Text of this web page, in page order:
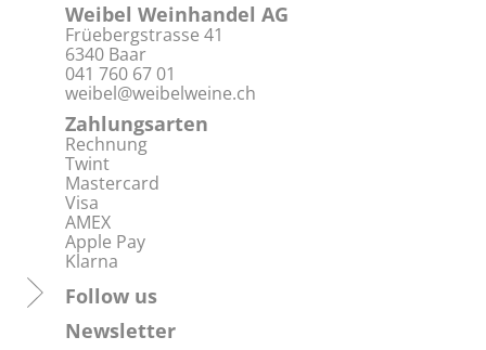
Weibel Weinhandel AG
Früebergstrasse 41
6340 Baar
041 760 67 01
weibel@weibelweine.ch
Zahlungsarten
Rechnung
Twint
Mastercard
Visa
AMEX
Apple Pay
Klarna
Follow us
Newsletter